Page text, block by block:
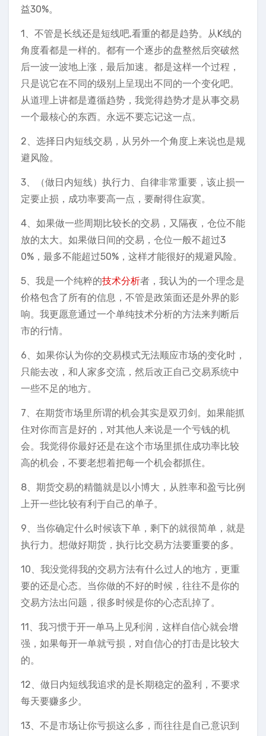
益30%。
1、不管是长线还是短线吧,看重的都是趋势。从K线的
角度看都是一样的。都有一个逐步的盘整然后突破然
后一波一波地上涨，最后加速。都是这样一个过程，
只是说它在不同的级别上呈现出不同的一个变化吧。
从道理上讲都是遵循趋势，我觉得趋势才是从事交易
一个最核心的东西。永远不要忘记这一点。
2、选择日内短线交易，从另外一个角度上来说也是规
避风险。
3、（做日内短线）执行力、自律非常重要，该止损一
定要止损，成功率要高一点，要耐得住寂寞。
4、如果做一些周期比较长的交易，又隔夜，仓位不能
放的太大。如果做日间的交易，仓位一般不超过3
0%，最多不能超过50%，这样才能很好的规避风险。
5、我是一个纯粹的技术分析者，我认为的一个理念是
价格包含了所有的信息，不管是政策面还是外界的影
响。我更愿意通过一个单纯技术分析的方法来判断后
市的行情。
6、如果你认为你的交易模式无法顺应市场的变化时，
只能去改，和人家多交流，然后改正自己交易系统中
一些不足的地方。
7、在期货市场里所谓的机会其实是双刃剑。如果能抓
住对你而言是好的，对其他人来说是一个亏钱的机
会。我觉得你最好还是在这个市场里抓住成功率比较
高的机会，不要老想着把每一个机会都抓住。
8、期货交易的精髓就是以小博大，从胜率和盈亏比例
上开一些比较有利于自己的单子。
9、当你确定什么时候该下单，剩下的就很简单，就是
执行力。想做好期货，执行比交易方法要重要的多。
10、我没觉得我的交易方法有什么过人的地方，更重
要的还是心态。当你做的不好的时候，往往不是你的
交易方法出问题，很多时候是你的心态乱掉了。
11、我习惯于开一单马上见利润，这样自信心就会增
强，如果每开一单就亏损，对自信心的打击是比较大
的。
12、做日内短线我追求的是长期稳定的盈利，不要求
每天要赚多少。
13、不是市场让你亏损这么多，而往往是自己意识到